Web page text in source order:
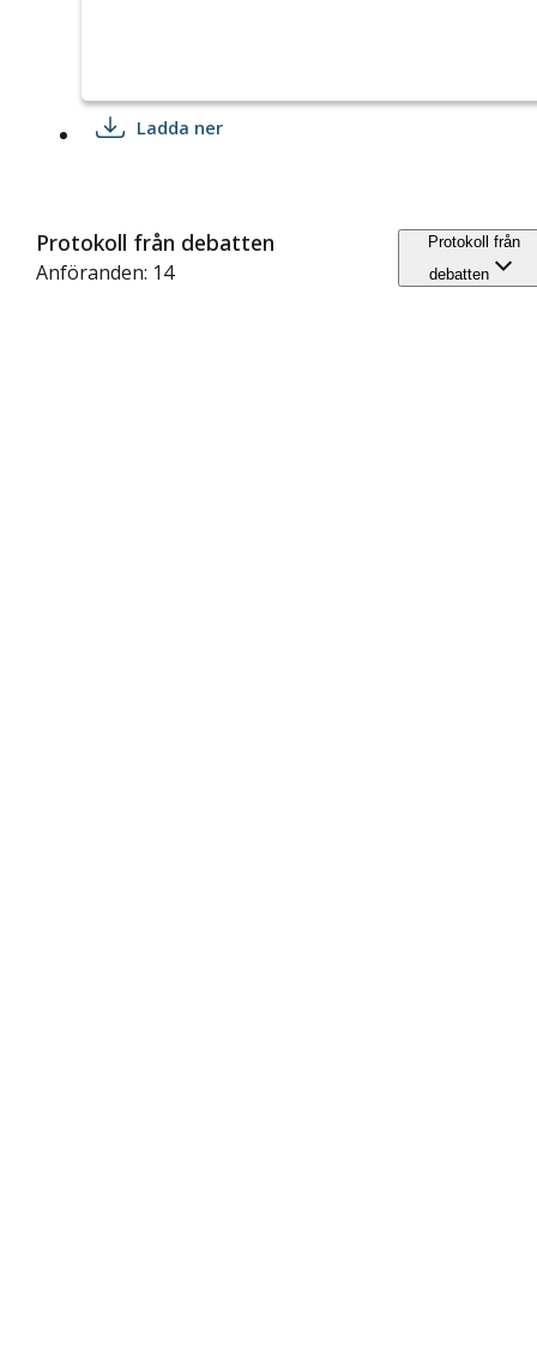
Ladda ner
Protokoll från debatten
Anföranden: 14
Protokoll från
debatten